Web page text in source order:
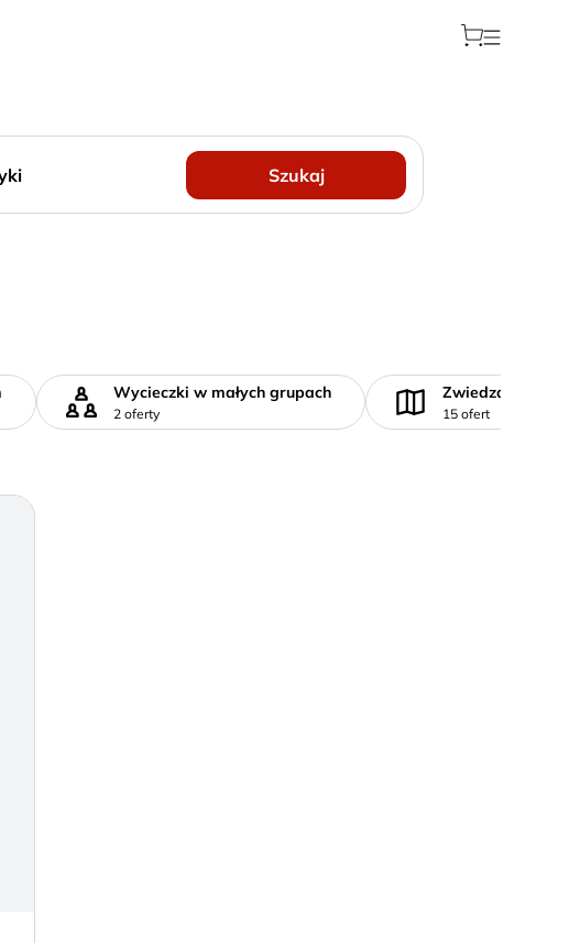
Szukaj
Wycieczki w małych grupach
2 oferty
Zwiedzanie
15 ofert